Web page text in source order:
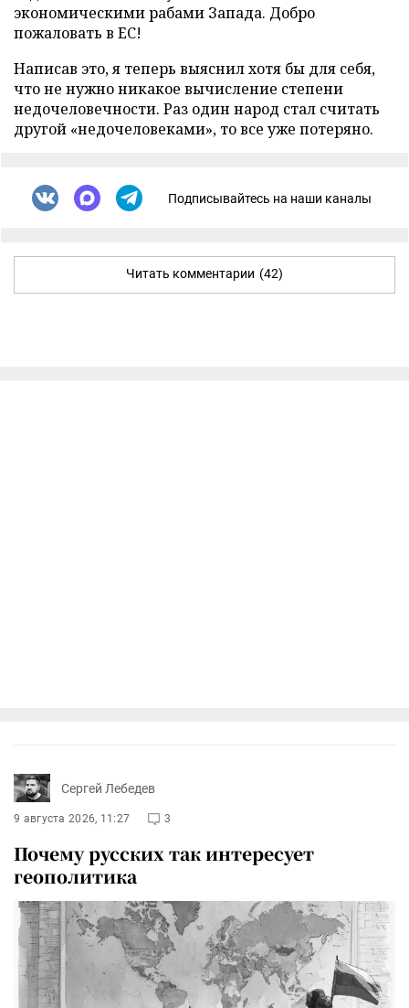
экономическими рабами Запада. Добро
пожаловать в ЕС!
Написав это, я теперь выяснил хотя бы для себя,
что не нужно никакое вычисление степени
недочеловечности. Раз один народ стал считать
другой «недочеловеками», то все уже потеряно.
Подписывайтесь на наши каналы
Читать комментарии (42)
Сергей Лебедев
9 августа 2026, 11:27 3
Почему русских так интересует
геополитика